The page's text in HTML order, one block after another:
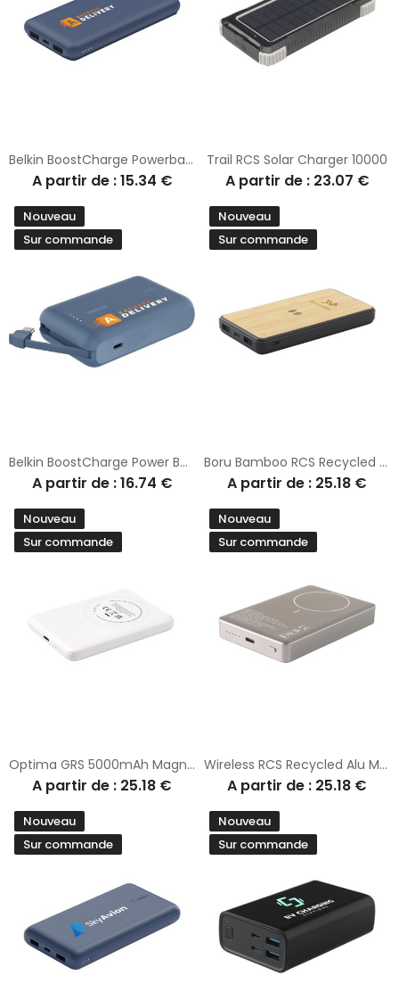
Belkin BoostCharge Powerbank 10K
A partir de : 15.34 €
Trail RCS Solar Charger 10000
A partir de : 23.07 €
Nouveau
Sur commande
Belkin BoostCharge Power Bank 10K Câble intégré
A partir de : 16.74 €
Nouveau
Sur commande
Boru Bamboo RCS Recycled ABS Powerbank Wireless Charger
A partir de : 25.18 €
Nouveau
Sur commande
Optima GRS 5000mAh Magnetic Powerbank
A partir de : 25.18 €
Nouveau
Sur commande
Wireless RCS Recycled Alu Magsafe Powerbank 10000
A partir de : 25.18 €
Nouveau
Sur commande
Nouveau
Sur commande